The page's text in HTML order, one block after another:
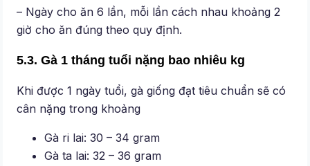
– Ngày cho ăn 6 lần, mỗi lần cách nhau khoảng 2
giờ cho ăn đúng theo quy định.
5.3. Gà 1 tháng tuổi nặng bao nhiêu kg
Khi được 1 ngày tuổi, gà giống đạt tiêu chuẩn sẽ có
cân nặng trong khoảng
Gà ri lai: 30 – 34 gram
Gà ta lai: 32 – 36 gram